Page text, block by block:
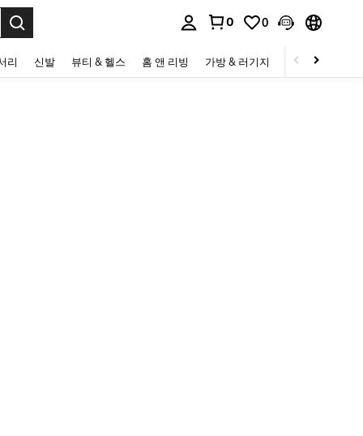
0 0
리 신발 뷰티 & 헬스 홈 앤 리빙 가방 & 러기지 스포츠 & 아웃